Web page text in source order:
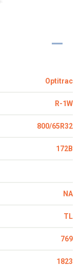
Optitrac
R-1W
800/65R32
172B
NA
TL
769
1823